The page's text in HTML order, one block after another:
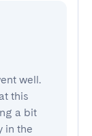
well.
this
a bit
in the